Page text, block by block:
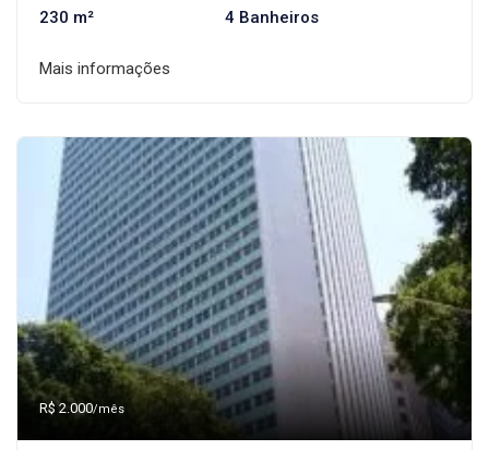
230 m² 4 Banheiros
Mais informações
R$ 2.000/mês